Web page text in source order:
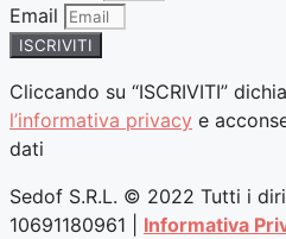
Email
ISCRIVITI
Cliccando su “ISCRIVITI”
l’informativa privacy e
dati
Sedof S.R.L. © 2022 Tutti i
10691180961 | Informativa